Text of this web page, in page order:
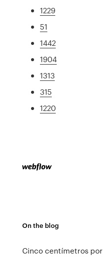
1229
51
1442
1904
1313
315
1220
On the blog
Cinco centímetros por